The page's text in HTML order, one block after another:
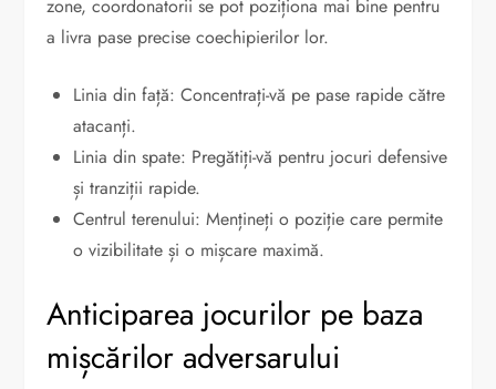
zone, coordonatorii se pot poziționa mai bine pentru
a livra pase precise coechipierilor lor.
Linia din față: Concentrați-vă pe pase rapide către
atacanți.
Linia din spate: Pregătiți-vă pentru jocuri defensive
și tranziții rapide.
Centrul terenului: Mențineți o poziție care permite
o vizibilitate și o mișcare maximă.
Anticiparea jocurilor pe baza
mișcărilor adversarului